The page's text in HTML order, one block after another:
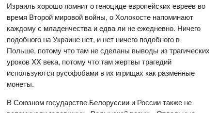
Израиль хорошо помнит о геноциде европейских евреев во
время Второй мировой войны, о Холокосте напоминают
каждому с младенчества и едва ли не ежедневно. Ничего
подобного на Украине нет, и нет ничего подобного в
Польше, потому что там не сделаны выводы из трагических
уроков XX века, потому что там жертвы трагедий
используются русофобами в их игрищах как разменные
монеты.
В Союзном государстве Белоруссии и России также не